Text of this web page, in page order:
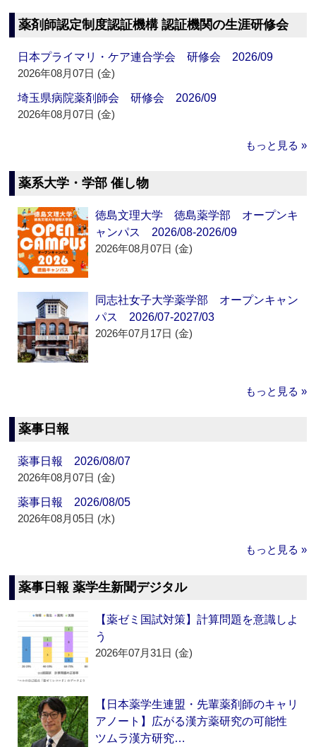
薬剤師認定制度認証機構 認証機関の生涯研修会
日本プライマリ・ケア連合学会 研修会 2026/09
2026年08月07日 (金)
埼玉県病院薬剤師会 研修会 2026/09
2026年08月07日 (金)
もっと見る »
薬系大学・学部 催し物
徳島文理大学 徳島薬学部 オープンキ
ャンパス 2026/08-2026/09
2026年08月07日 (金)
同志社女子大学薬学部 オープンキャン
パス 2026/07-2027/03
2026年07月17日 (金)
もっと見る »
薬事日報
薬事日報 2026/08/07
2026年08月07日 (金)
薬事日報 2026/08/05
2026年08月05日 (水)
もっと見る »
薬事日報 薬学生新聞デジタル
【薬ゼミ国試対策】計算問題を意識しよ
う
2026年07月31日 (金)
【日本薬学生連盟・先輩薬剤師のキャリ
アノート】広がる漢方薬研究の可能性
ツムラ漢方研究…